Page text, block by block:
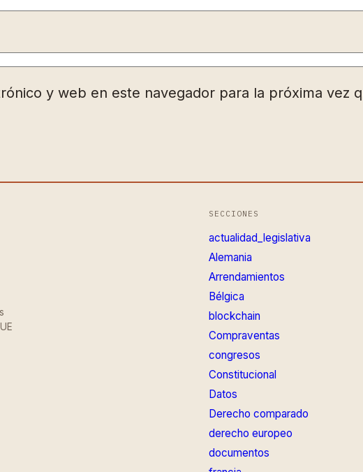
y web en este navegador para la próxima vez
SECCIONES
actualidad_legislativa
Alemania
Arrendamientos
Bélgica
blockchain
Compraventas
congresos
Constitucional
Datos
Derecho comparado
derecho europeo
documentos